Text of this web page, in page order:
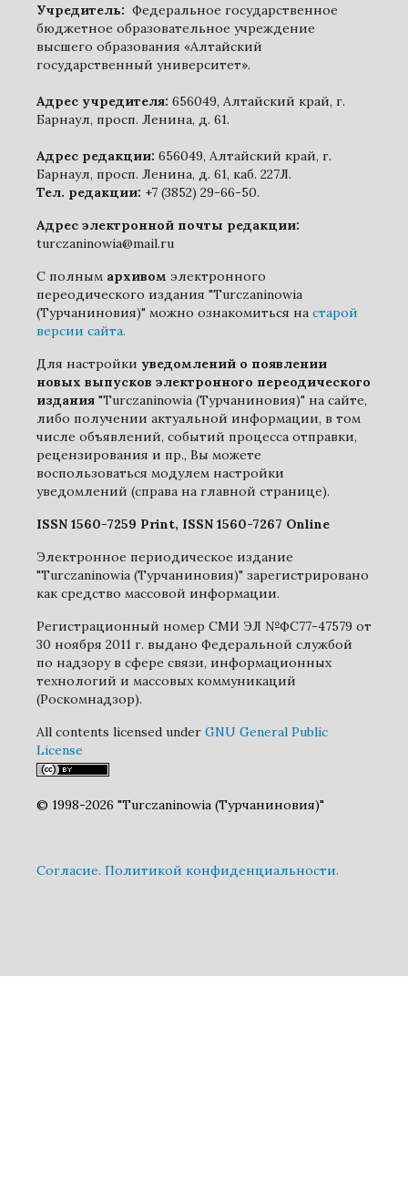
Учредитель: Федеральное государственное
бюджетное образовательное учреждение
высшего образования «Алтайский
государственный университет».
Адрес учредителя: 656049, Алтайский край, г.
Барнаул, просп. Ленина, д. 61.
Адрес редакции: 656049, Алтайский край, г.
Барнаул, просп. Ленина, д. 61, каб. 227Л.
Тел. редакции: +7 (3852) 29-66-50.
Адрес электронной почты редакции:
turczaninowia@mail.ru
С полным архивом электронного
переодического издания "Turczaninowia
(Турчаниновия)" можно ознакомиться на старой
версии сайта.
Для настройки уведомлений о появлении
новых выпусков электронного переодического
издания "Turczaninowia (Турчаниновия)" на сайте,
либо получении актуальной информации, в том
числе объявлений, событий процесса отправки,
рецензирования и пр., Вы можете
воспользоваться модулем настройки
уведомлений (справа на главной странице).
ISSN 1560-7259 Print, ISSN 1560-7267 Online
Электронное периодическое издание
"Turczaninowia (Турчаниновия)" зарегистрировано
как средство массовой информации.
Регистрационный номер СМИ ЭЛ №ФС77-47579 от
30 ноября 2011 г. выдано Федеральной службой
по надзору в сфере связи, информационных
технологий и массовых коммуникаций
(Роскомнадзор).
All contents licensed under GNU General Public
License
© 1998-2026 "Turczaninowia (Турчаниновия)"
Cогласие. Политикой конфиденциальности.